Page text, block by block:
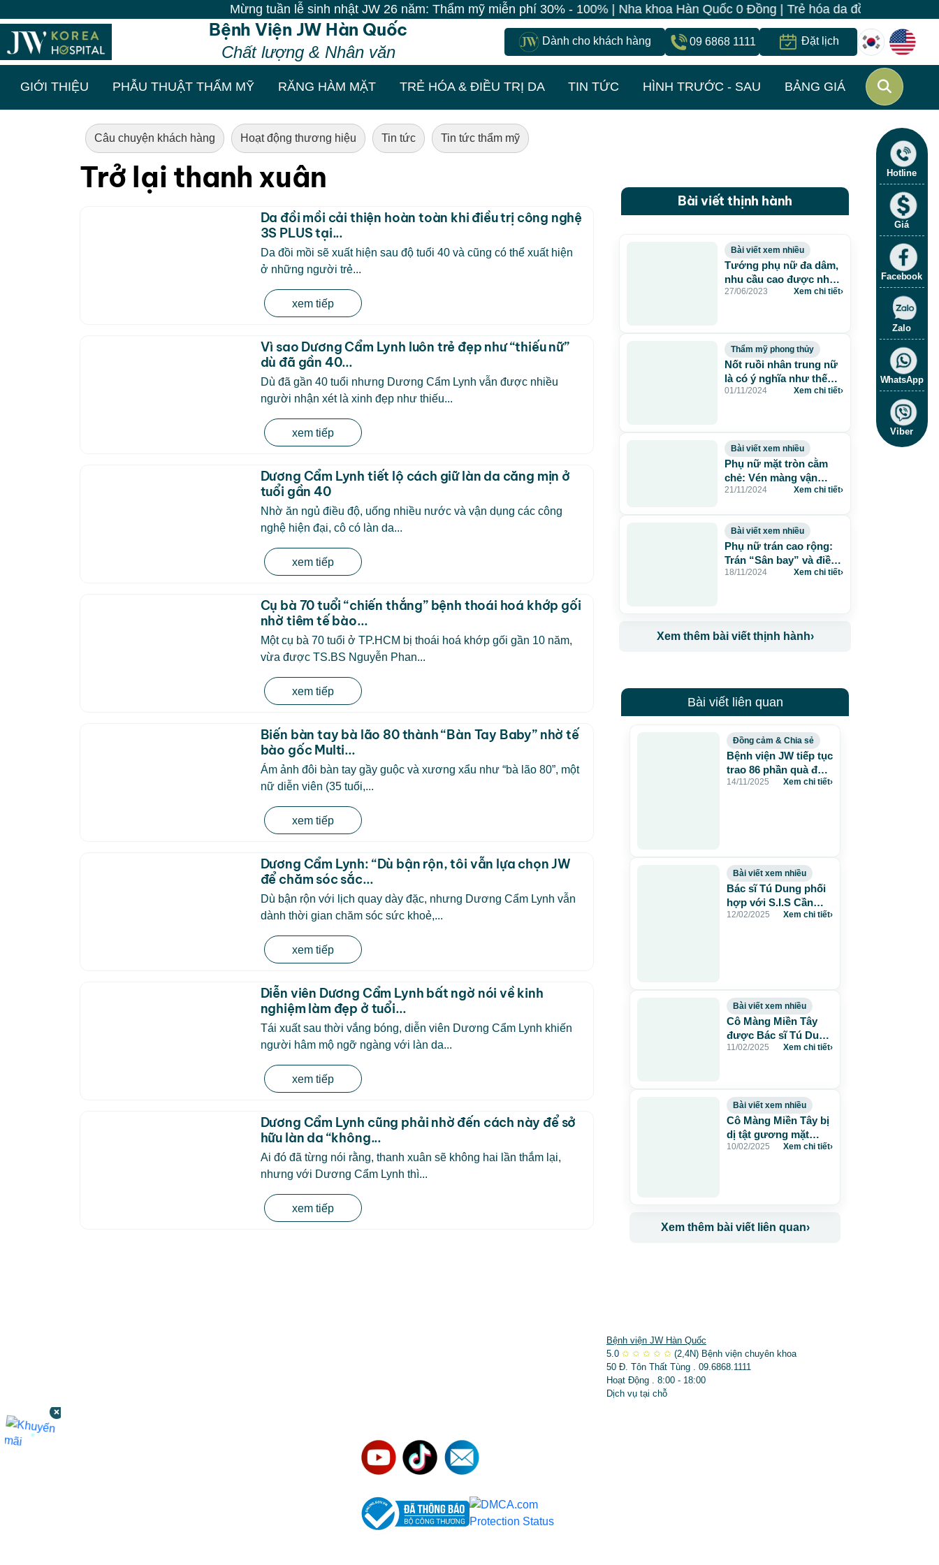
Mừng tuần lễ sinh nhật JW 26 năm: Thẩm mỹ miễn phí 30% - 100% | Nha khoa Hàn Quốc 0 Đồng | Trẻ hóa da đồng giá 260k |
Bệnh Viện JW Hàn Quốc
Chất lượng & Nhân văn
Dành cho khách hàng 09 6868 1111 Đặt lịch
GIỚI THIỆU PHẪU THUẬT THẨM MỸ RĂNG HÀM MẶT TRẺ HÓA & ĐIỀU TRỊ DA TIN TỨC HÌNH TRƯỚC - SAU BẢNG GIÁ
Câu chuyện khách hàng Hoạt động thương hiệu Tin tức Tin tức thẩm mỹ
Trở lại thanh xuân
Da đồi mồi cải thiện hoàn toàn khi điều trị công nghệ
3S PLUS tại...
Da đồi mồi sẽ xuất hiện sau độ tuổi 40 và cũng có thể xuất hiện
ở những người trẻ...
xem tiếp
Vì sao Dương Cẩm Lynh luôn trẻ đẹp như “thiếu nữ”
dù đã gần 40...
Dù đã gần 40 tuổi nhưng Dương Cẩm Lynh vẫn được nhiều
người nhận xét là xinh đẹp như thiếu...
xem tiếp
Dương Cẩm Lynh tiết lộ cách giữ làn da căng mịn ở
tuổi gần 40
Nhờ ăn ngủ điều độ, uống nhiều nước và vận dụng các công
nghệ hiện đại, cô có làn da...
xem tiếp
Cụ bà 70 tuổi “chiến thắng” bệnh thoái hoá khớp gối
nhờ tiêm tế bào...
Một cụ bà 70 tuổi ở TP.HCM bị thoái hoá khớp gối gần 10 năm,
vừa được TS.BS Nguyễn Phan...
xem tiếp
Biến bàn tay bà lão 80 thành “Bàn Tay Baby” nhờ tế
bào gốc Multi...
Ám ảnh đôi bàn tay gầy guộc và xương xẩu như “bà lão 80”, một
nữ diễn viên (35 tuổi,...
xem tiếp
Dương Cẩm Lynh: “Dù bận rộn, tôi vẫn lựa chọn JW
để chăm sóc sắc...
Dù bận rộn với lịch quay dày đặc, nhưng Dương Cẩm Lynh vẫn
dành thời gian chăm sóc sức khoẻ,...
xem tiếp
Diễn viên Dương Cẩm Lynh bất ngờ nói về kinh
nghiệm làm đẹp ở tuổi...
Tái xuất sau thời vắng bóng, diễn viên Dương Cẩm Lynh khiến
người hâm mộ ngỡ ngàng với làn da...
xem tiếp
Dương Cẩm Lynh cũng phải nhờ đến cách này để sở
hữu làn da “không...
Ai đó đã từng nói rằng, thanh xuân sẽ không hai lần thắm lại,
nhưng với Dương Cẩm Lynh thì...
xem tiếp
Bài viết thịnh hành
Bài viết xem nhiều
Tướng phụ nữ đa dâm,
nhu cầu cao được nhận
biết qua đặc điểm gì?
27/06/2023 Xem chi tiết›
Thẩm mỹ phong thủy
Nốt ruồi nhân trung nữ
là có ý nghĩa như thế
nào? Tốt hay xấu?
01/11/2024 Xem chi tiết›
Bài viết xem nhiều
Phụ nữ mặt tròn cằm
chẻ: Vén màng vận
mệnh, hé mở tương lai
21/11/2024 Xem chi tiết›
Bài viết xem nhiều
Phụ nữ trán cao rộng:
Trán “Sân bay” và điềm
báo tương lai cho gia
18/11/2024 Xem chi tiết›
Xem thêm bài viết thịnh hành›
Bài viết liên quan
Đồng cảm & Chia sẻ
Bệnh viện JW tiếp tục
trao 86 phần quà đến
bà con thôn Phước
14/11/2025 Xem chi tiết›
Bài viết xem nhiều
Bác sĩ Tú Dung phối
hợp với S.I.S Cần
Thơ hội chẩn mổ u dị
12/02/2025 Xem chi tiết›
Bài viết xem nhiều
Cô Màng Miền Tây
được Bác sĩ Tú Dung
mổ từ thiện tái sinh
11/02/2025 Xem chi tiết›
Bài viết xem nhiều
Cô Màng Miền Tây bị
dị tật gương mặt
suốt hơn 50 năm cầu
10/02/2025 Xem chi tiết›
Xem thêm bài viết liên quan›
Hotline
Giá
Facebook
Zalo
WhatsApp
Viber
Bệnh viện JW Hàn Quốc
5.0 ✩ ✩ ✩ ✩ ✩ (2,4N) Bệnh viện chuyên khoa
50 Đ. Tôn Thất Tùng . 09.6868.1111
Hoạt Động . 8:00 - 18:00
Dịch vụ tại chỗ